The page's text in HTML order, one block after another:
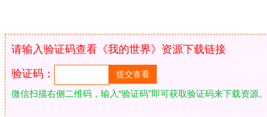
请输入验证码查看《我的世界》资源下载链接
验证码：
微信扫描右侧二维码，输入“验证码”即可获取验证码来下载资源。